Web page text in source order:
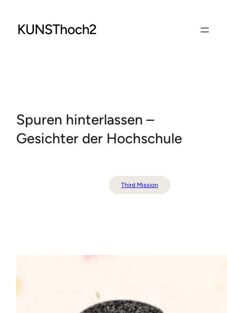
springen
Spuren hinterlassen –
Gesichter der Hochschule
Third Mission